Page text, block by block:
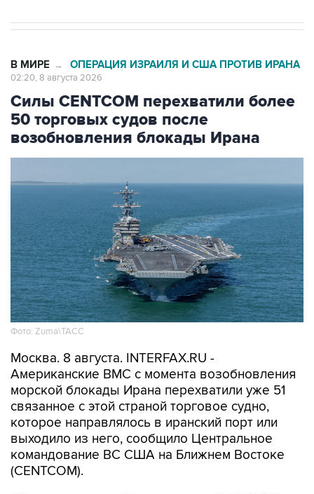
В МИРЕ → ОПЕРАЦИЯ ИЗРАИЛЯ И США ПРОТИВ ИРАНА
02:20, 8 августа 2026
Силы CENTCOM перехватили более
50 торговых судов после
возобновления блокады Ирана
Фото: Zuma\ТАСС
Москва. 8 августа. INTERFAX.RU -
Американские ВМС с момента возобновления
морской блокады Ирана перехватили уже 51
связанное с этой страной торговое судно,
которое направлялось в иранский порт или
выходило из него, сообщило Центральное
командование ВС США на Ближнем Востоке
(CENTCOM).